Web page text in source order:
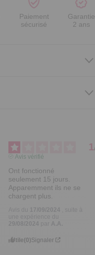
Paiement
sécurisé
Garantie
2 ans
1
Avis vérifié
Ont fonctionné
seulement 15 jours.
Apparemment ils ne se
chargent plus.
17/09/2024
, suite à
29/08/2024
A.A.
Utile(0)Signaler